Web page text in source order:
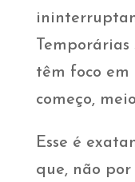
Temporárias
têm foco
começo,
Esse é
que, não